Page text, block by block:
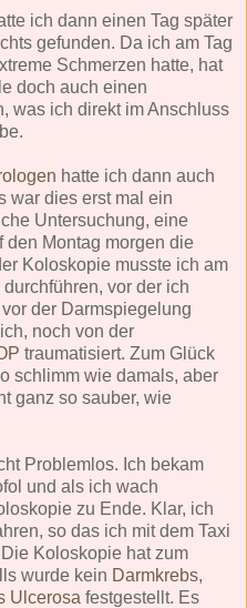
ich dann einen Tag später
gefunden. Da ich am Tag
Schmerzen hatte, hat
doch auch einen
was ich direkt im Anschluss
hatte ich dann auch
war dies erst mal ein
Untersuchung, eine
den Montag morgen die
Koloskopie musste ich am
vor der ich
der Darmspiegelung
noch von der
traumatisiert. Zum Glück
schlimm wie damals, aber
ganz so sauber, wie
Problemlos. Ich bekam
und als ich wach
zu Ende. Klar, ich
so das ich mit dem Taxi
Koloskopie hat zum
wurde kein Darmkrebs,
Ulcerosa festgestellt. Es